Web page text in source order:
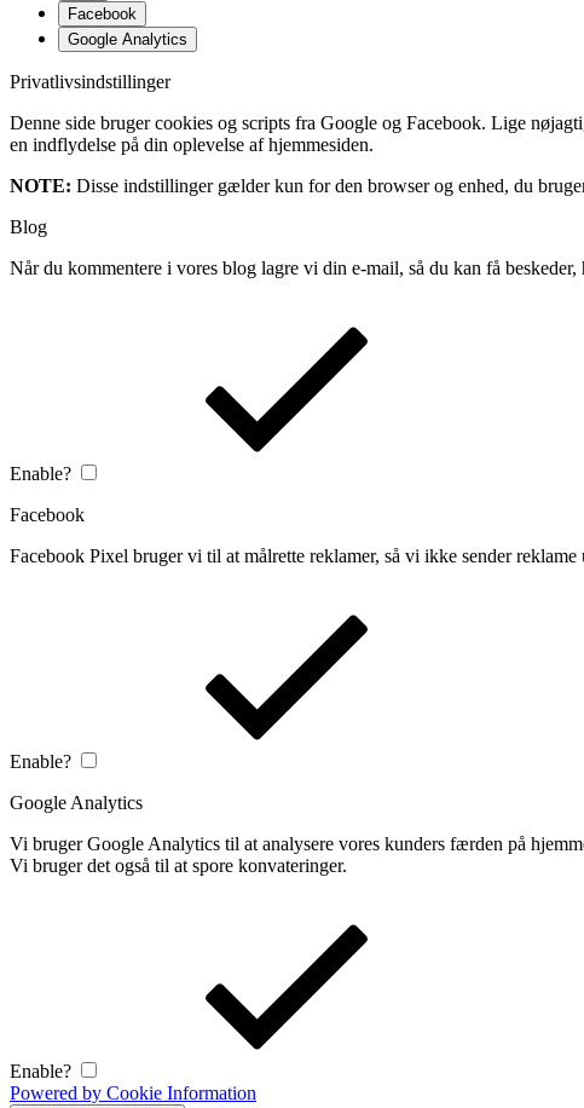
Facebook
Google Analytics
Privatlivsindstillinger
Denne side bruger cookies og scripts fra Google og Facebook. Lige
en indflydelse på din oplevelse af hjemmesiden.
NOTE: Disse indstillinger gælder kun for den browser og enhed, du
Blog
Når du kommentere i vores blog lagre vi din e-mail, så du kan få beskeder,
Enable?
Facebook
Facebook Pixel bruger vi til at målrette reklamer, så vi ikke sender
Enable?
Google Analytics
Vi bruger Google Analytics til at analysere vores kunders færden på
Vi bruger det også til at spore konvateringer.
Enable?
Powered by Cookie Information